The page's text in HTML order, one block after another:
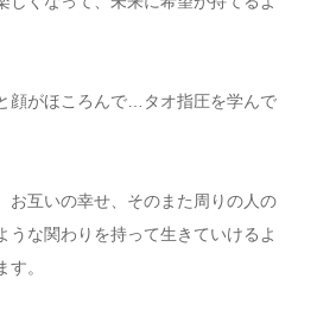
顔がほころんで…タオ指圧を学んで
お互いの幸せ、そのまた周りの人の
うな関わりを持って生きていけるよ
。